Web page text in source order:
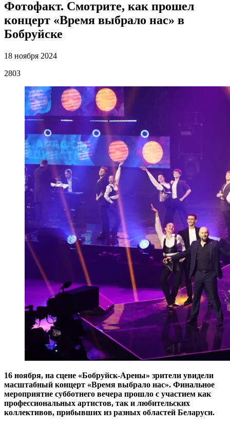
Фотофакт. Смотрите, как прошел
концерт «Время выбрало нас» в
Бобруйске
18 ноября 2024
2803
16 ноября, на сцене «Бобруйск-Арены» зрители увидели
масштабный концерт «Время выбрало нас». Финальное
мероприятие субботнего вечера прошло с участием как
профессиональных артистов, так и любительских
коллективов, прибывших из разных областей Беларуси.